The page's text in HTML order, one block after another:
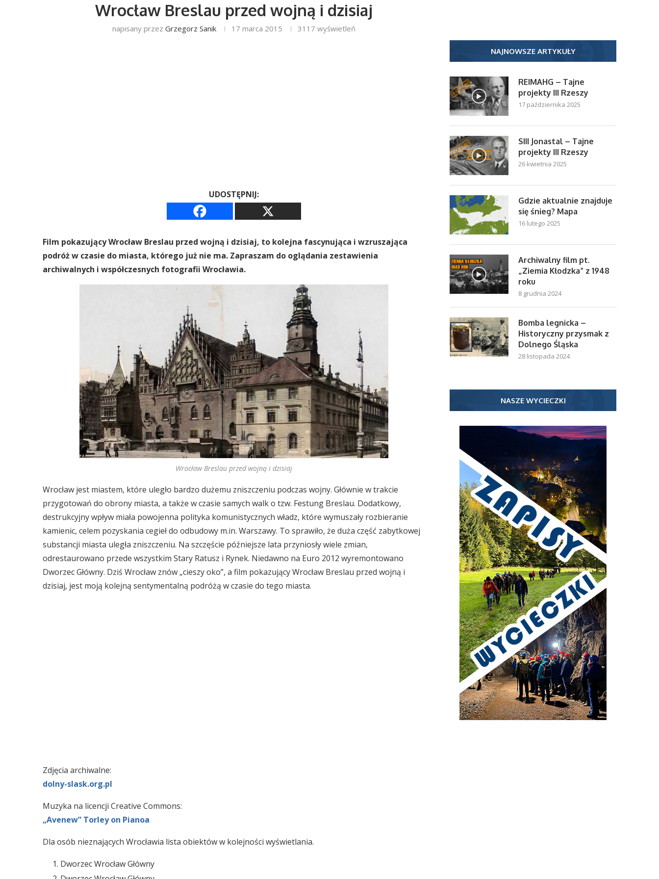
Wrocław Breslau przed wojną i dzisiaj
napisany przez Grzegorz Sanik 17 marca 2015 3117 wyświetleń
UDOSTĘPNIJ:
Film pokazujący Wrocław Breslau przed wojną i dzisiaj, to kolejna fascynująca i wzruszająca
podróż w czasie do miasta, którego już nie ma. Zapraszam do oglądania zestawienia
archiwalnych i współczesnych fotografii Wrocławia.
Wrocław Breslau przed wojną i dzisiaj
Wrocław jest miastem, które uległo bardzo dużemu zniszczeniu podczas wojny. Głównie w trakcie
przygotowań do obrony miasta, a także w czasie samych walk o tzw. Festung Breslau. Dodatkowy,
destrukcyjny wpływ miała powojenna polityka komunistycznych władz, które wymuszały rozbieranie
kamienic, celem pozyskania cegieł do odbudowy m.in. Warszawy. To sprawiło, że duża część zabytkowej
substancji miasta uległa zniszczeniu. Na szczęście późniejsze lata przyniosły wiele zmian,
odrestaurowano przede wszystkim Stary Ratusz i Rynek. Niedawno na Euro 2012 wyremontowano
Dworzec Główny. Dziś Wrocław znów „cieszy oko”, a film pokazujący Wrocław Breslau przed wojną i
dzisiaj, jest moją kolejną sentymentalną podróżą w czasie do tego miasta.
Zdjęcia archiwalne:
dolny-slask.org.pl
Muzyka na licencji Creative Commons:
„Avenew” Torley on Pianoa
Dla osób nieznających Wrocławia lista obiektów w kolejności wyświetlania.
Dworzec Wrocław Główny
NAJNOWSZE ARTYKUŁY
REIMAHG – Tajne
projekty III Rzeszy
17 października 2025
SIII Jonastal – Tajne
projekty III Rzeszy
26 kwietnia 2025
Gdzie aktualnie znajduje
się śnieg? Mapa
16 lutego 2025
Archiwalny film pt.
„Ziemia Kłodzka” z 1948
roku
8 grudnia 2024
Bomba legnicka –
Historyczny przysmak z
Dolnego Śląska
28 listopada 2024
NASZE WYCIECZKI